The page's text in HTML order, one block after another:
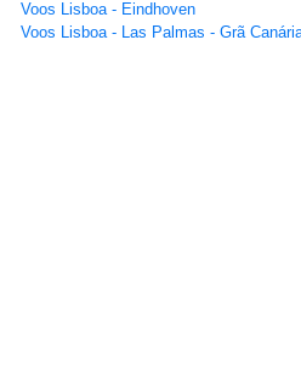
Voos Lisboa - Eindhoven
Voos Lisboa - Las Palmas - Grã